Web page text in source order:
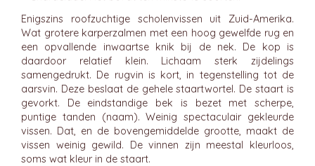
Enigszins roofzuchtige scholenvissen uit Zuid-Amerika.
Wat grotere karperzalmen met een hoog gewelfde rug en
een opvallende inwaartse knik bij de nek. De kop is
daardoor relatief klein. Lichaam sterk zijdelings
samengedrukt. De rugvin is kort, in tegenstelling tot de
aarsvin. Deze beslaat de gehele staartwortel. De staart is
gevorkt. De eindstandige bek is bezet met scherpe,
puntige tanden (naam). Weinig spectaculair gekleurde
vissen. Dat, en de bovengemiddelde grootte, maakt de
vissen weinig gewild. De vinnen zijn meestal kleurloos,
soms wat kleur in de staart.